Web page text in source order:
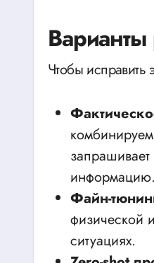
Чтобы исправить
информацию.
Файн-
физической
ситуациях.